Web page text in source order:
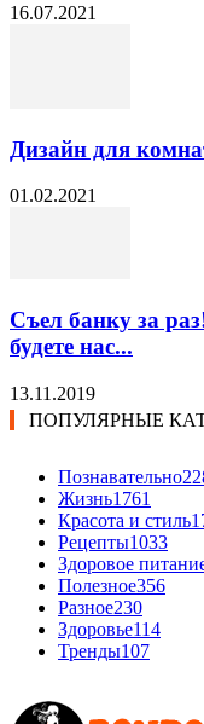
16.07.2021
Дизайн для
01.02.2021
Съел банку за
будете нас...
13.11.2019
ПОПУЛЯРНЫЕ
Познавательно
Жизнь1761
Красота и стиль
Рецепты1033
Здоровое
Полезное356
Разное230
Здоровье114
Тренды107